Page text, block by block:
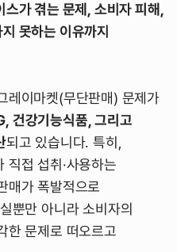
가 겪는 문제, 소비자 피해,
못하는 이유까지
레이마켓(무단판매) 문제가
건강기능식품, 그리고
되고 있습니다. 특히,
직접 섭취·사용하는
매가 폭발적으로
뿐만 아니라 소비자의
한 문제로 떠오르고